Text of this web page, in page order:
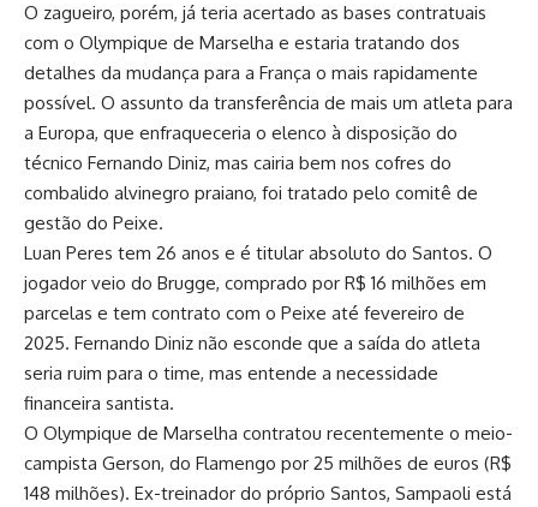
O zagueiro, porém, já teria acertado as bases contratuais
com o Olympique de Marselha e estaria tratando dos
detalhes da mudança para a França o mais rapidamente
possível. O assunto da transferência de mais um atleta para
a Europa, que enfraqueceria o elenco à disposição do
técnico Fernando Diniz, mas cairia bem nos cofres do
combalido alvinegro praiano, foi tratado pelo comitê de
gestão do Peixe.
Luan Peres tem 26 anos e é titular absoluto do Santos. O
jogador veio do Brugge, comprado por R$ 16 milhões em
parcelas e tem contrato com o Peixe até fevereiro de
2025. Fernando Diniz não esconde que a saída do atleta
seria ruim para o time, mas entende a necessidade
financeira santista.
O Olympique de Marselha contratou recentemente o meio-
campista Gerson, do Flamengo por 25 milhões de euros (R$
148 milhões). Ex-treinador do próprio Santos, Sampaoli está